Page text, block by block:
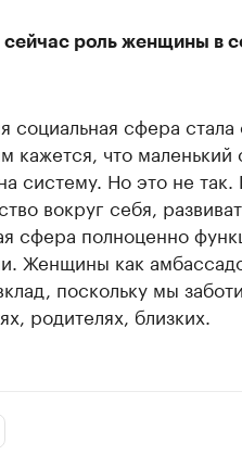
роль женщины в
социальная сфера стала
кажется, что
систему. Но это не
вокруг себя,
сфера полноценно
Женщины как
поскольку мы
родителях, близких.